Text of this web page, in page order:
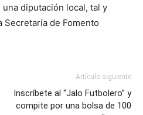
diputación local, tal y
Secretaría de Fomento
Artículo siguiente
Inscríbete al “Jalo Futbolero” y
compite por una bolsa de 100